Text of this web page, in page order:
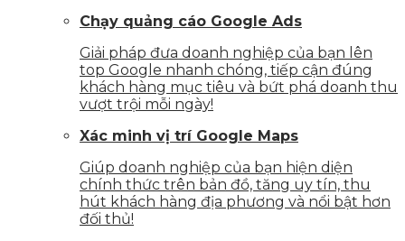
Chạy quảng cáo Google Ads
Giải pháp đưa doanh nghiệp của bạn lên
top Google nhanh chóng, tiếp cận đúng
khách hàng mục tiêu và bứt phá doanh thu
vượt trội mỗi ngày!
Xác minh vị trí Google Maps
Giúp doanh nghiệp của bạn hiện diện
chính thức trên bản đồ, tăng uy tín, thu
hút khách hàng địa phương và nổi bật hơn
đối thủ!